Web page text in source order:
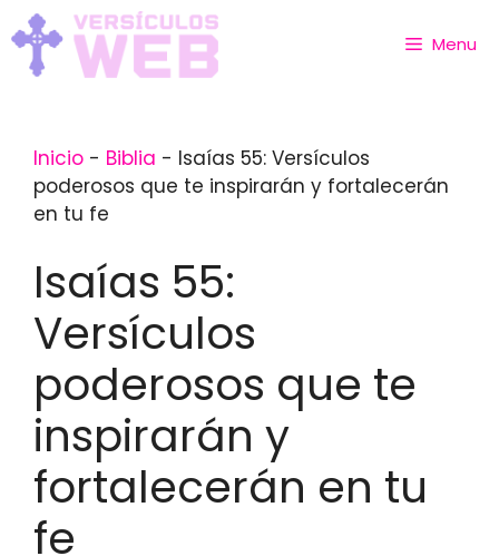
Skip
to
content
Menu
Inicio - Biblia - Isaías 55: Versículos
poderosos que te inspirarán y fortalecerán
en tu fe
Isaías 55:
Versículos
poderosos que te
inspirarán y
fortalecerán en tu
fe